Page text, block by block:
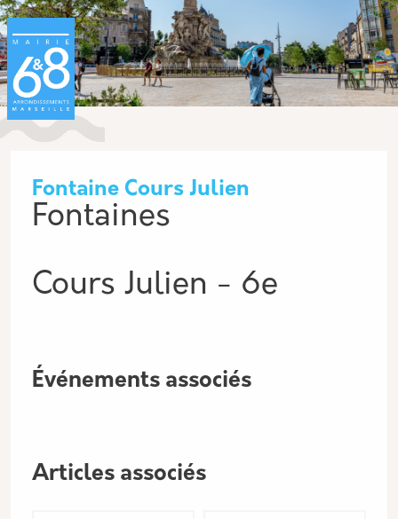
Aller au contenu principal
Fontaine Cours Julien
Fontaines
Cours Julien - 6e
Événements associés
Articles associés
Panneau de gestion des cookies